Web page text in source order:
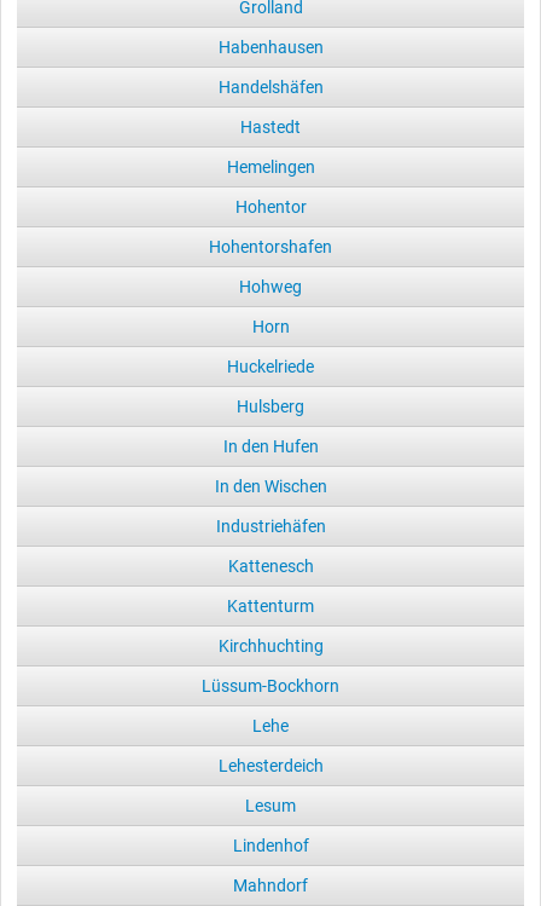
Grolland
Habenhausen
Handelshäfen
Hastedt
Hemelingen
Hohentor
Hohentorshafen
Hohweg
Horn
Huckelriede
Hulsberg
In den Hufen
In den Wischen
Industriehäfen
Kattenesch
Kattenturm
Kirchhuchting
Lüssum-Bockhorn
Lehe
Lehesterdeich
Lesum
Lindenhof
Mahndorf